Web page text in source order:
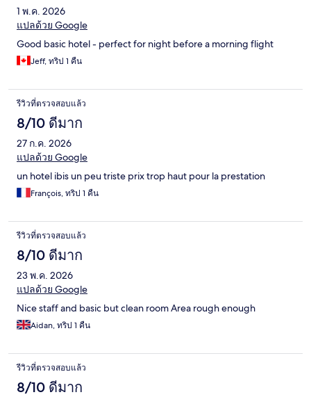
1 พ.ค. 2026
แปลด้วย Google
Good basic hotel - perfect for night before a morning flight
Jeff, ทริป 1 คืน
รีวิวที่ตรวจสอบแล้ว
8/10 ดีมาก
27 ก.ค. 2026
แปลด้วย Google
un hotel ibis un peu triste prix trop haut pour la prestation
François, ทริป 1 คืน
รีวิวที่ตรวจสอบแล้ว
8/10 ดีมาก
23 พ.ค. 2026
แปลด้วย Google
Nice staff and basic but clean room Area rough enough
Aidan, ทริป 1 คืน
รีวิวที่ตรวจสอบแล้ว
8/10 ดีมาก